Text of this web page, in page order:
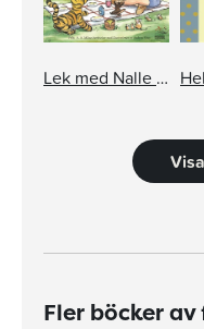
Lek med Nalle Puh och hans vänner
Fler böcker